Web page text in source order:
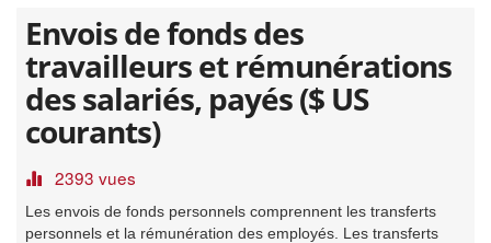
Envois de fonds des
travailleurs et rémunérations
des salariés, payés ($ US
courants)
2393 vues
Les envois de fonds personnels comprennent les transferts
personnels et la rémunération des employés. Les transferts